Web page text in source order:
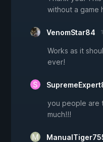
without a game
VenomStar84
Works as it
ever!
you people are
much!!!